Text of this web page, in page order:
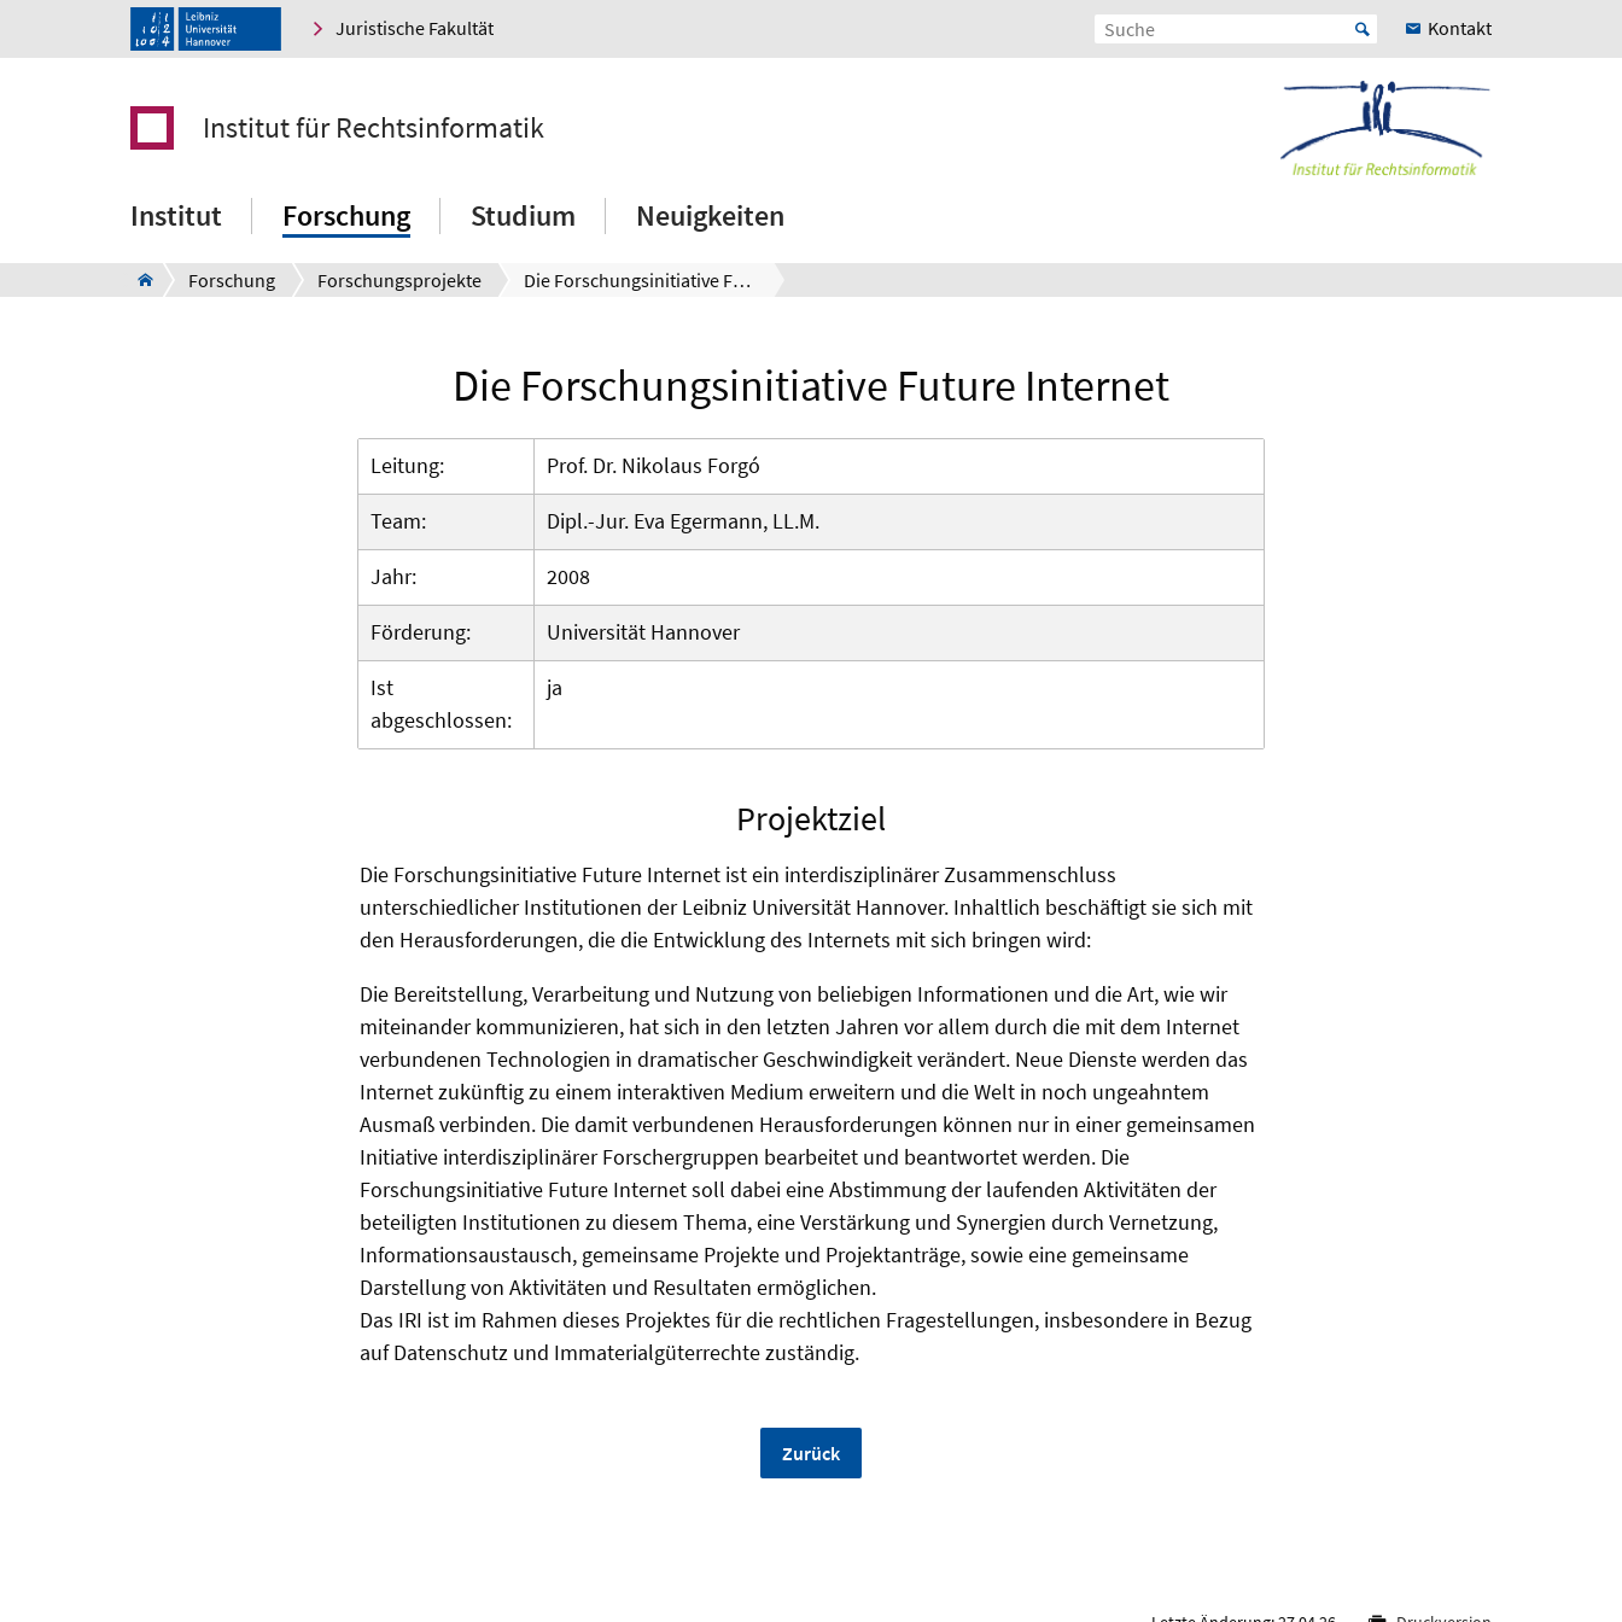
Juristische Fakultät Kontakt
Institut für Rechtsinformatik
Institut Forschung Studium Neuigkeiten
Forschung Forschungsprojekte Die Forschungsinitiative Future Internet
Die Forschungsinitiative Future Internet
Leitung:
Prof. Dr. Nikolaus Forgó
Team:
Dipl.-Jur. Eva Egermann, LL.M.
Jahr:
2008
Förderung:
Universität Hannover
Ist
abgeschlossen:
ja
Projektziel
Die Forschungsinitiative Future Internet ist ein interdisziplinärer Zusammenschluss
unterschiedlicher Institutionen der Leibniz Universität Hannover. Inhaltlich beschäftigt sie sich mit
den Herausforderungen, die die Entwicklung des Internets mit sich bringen wird:
Die Bereitstellung, Verarbeitung und Nutzung von beliebigen Informationen und die Art, wie wir
miteinander kommunizieren, hat sich in den letzten Jahren vor allem durch die mit dem Internet
verbundenen Technologien in dramatischer Geschwindigkeit verändert. Neue Dienste werden das
Internet zukünftig zu einem interaktiven Medium erweitern und die Welt in noch ungeahntem
Ausmaß verbinden. Die damit verbundenen Herausforderungen können nur in einer gemeinsamen
Initiative interdisziplinärer Forschergruppen bearbeitet und beantwortet werden. Die
Forschungsinitiative Future Internet soll dabei eine Abstimmung der laufenden Aktivitäten der
beteiligten Institutionen zu diesem Thema, eine Verstärkung und Synergien durch Vernetzung,
Informationsaustausch, gemeinsame Projekte und Projektanträge, sowie eine gemeinsame
Darstellung von Aktivitäten und Resultaten ermöglichen.
Das IRI ist im Rahmen dieses Projektes für die rechtlichen Fragestellungen, insbesondere in Bezug
auf Datenschutz und Immaterialgüterrechte zuständig.
Zurück